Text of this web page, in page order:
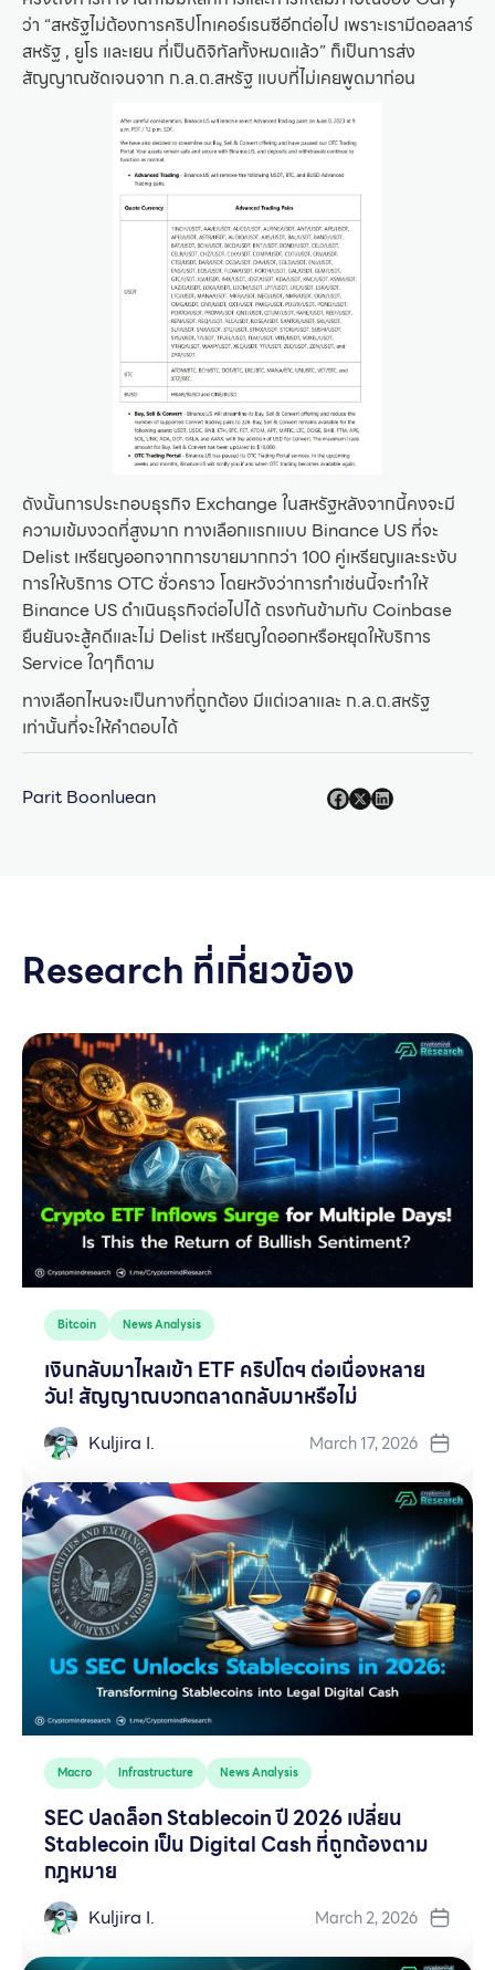
ว่า “สหรัฐไม่ต้องการคริปโทเคอร์เรนซีอีกต่อไป เพราะเรามีดอลลาร์
สหรัฐ , ยูโร และเยน ที่เป็นดิจิทัลทั้งหมดแล้ว” ก็เป็นการส่ง
สัญญาณชัดเจนจาก ก.ล.ต.สหรัฐ แบบที่ไม่เคยพูดมาก่อน
ดังนั้นการประกอบธุรกิจ Exchange ในสหรัฐหลังจากนี้คงจะมี
ความเข้มงวดที่สูงมาก ทางเลือกแรกแบบ Binance US ที่จะ
Delist เหรียญออกจากการขายมากกว่า 100 คู่เหรียญและระงับ
การให้บริการ OTC ชั่วคราว โดยหวังว่าการทำเช่นนี้จะทำให้
Binance US ดำเนินธุรกิจต่อไปได้ ตรงกันข้ามกับ Coinbase
ยืนยันจะสู้คดีและไม่ Delist เหรียญใดออกหรือหยุดให้บริการ
Service ใดๆก็ตาม
ทางเลือกไหนจะเป็นทางที่ถูกต้อง มีแต่เวลาและ ก.ล.ต.สหรัฐ
เท่านั้นที่จะให้คำตอบได้
Parit Boonluean
Research ที่เกี่ยวข้อง
Bitcoin News Analysis
เงินกลับมาไหลเข้า ETF คริปโตฯ ต่อเนื่องหลาย
วัน! สัญญาณบวกตลาดกลับมาหรือไม่
Kuljira I. March 17, 2026
Macro Infrastructure News Analysis
SEC ปลดล็อก Stablecoin ปี 2026 เปลี่ยน
Stablecoin เป็น Digital Cash ที่ถูกต้องตาม
กฎหมาย
Kuljira I. March 2, 2026